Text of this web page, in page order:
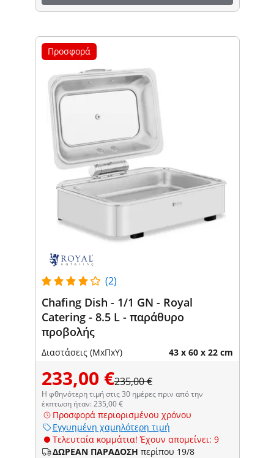
Προσφορά
(2)
Chafing Dish - 1/1 GN - Royal
Catering - 8.5 L - παράθυρο
προβολής
Διαστάσεις (ΜxΠxΥ) 43 x 60 x 22 cm
233,00 €235,00 €
Η φθηνότερη τιμή στις 30 ημέρες πριν από την
έκπτωση ήταν: 235,00 €
Προσφορά περιορισμένου χρόνου
Εγγυημένη χαμηλότερη τιμή
Τελευταία κομμάτια! Έχουν απομείνει: 9
ΔΩΡΕΑΝ ΠΑΡΑΔΟΣΗ περίπου 19/8